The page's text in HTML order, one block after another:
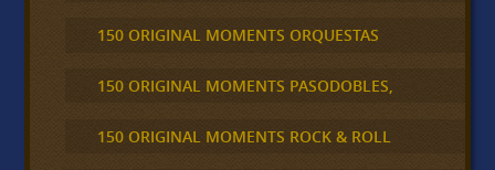
150 ORIGINAL MOMENTS ORQUESTAS
150 ORIGINAL MOMENTS PASODOBLES,
150 ORIGINAL MOMENTS ROCK & ROLL